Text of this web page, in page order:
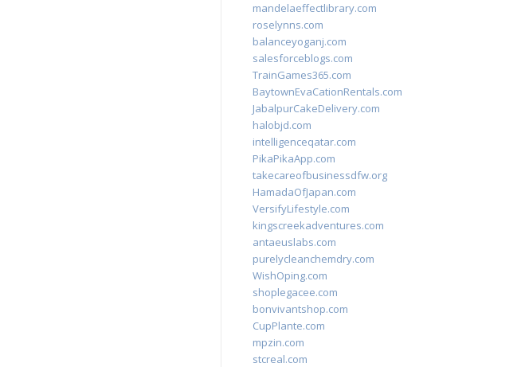
mandelaeffectlibrary.com
roselynns.com
balanceyoganj.com
salesforceblogs.com
TrainGames365.com
BaytownEvaCationRentals.com
JabalpurCakeDelivery.com
halobjd.com
intelligenceqatar.com
PikaPikaApp.com
takecareofbusinessdfw.org
HamadaOfJapan.com
VersifyLifestyle.com
kingscreekadventures.com
antaeuslabs.com
purelycleanchemdry.com
WishOping.com
shoplegacee.com
bonvivantshop.com
CupPlante.com
mpzin.com
stcreal.com